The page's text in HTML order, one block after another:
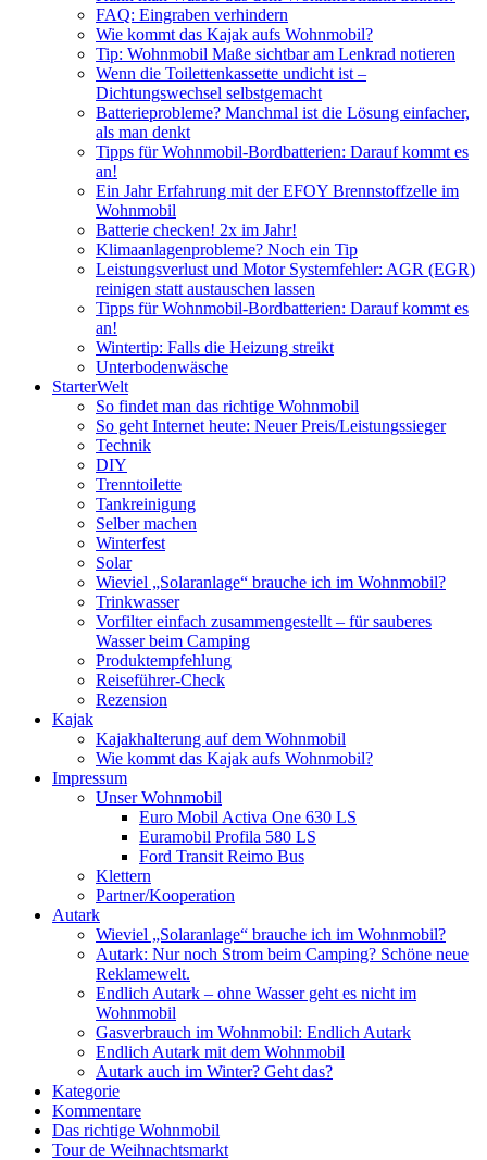
FAQ: Eingraben verhindern
Wie kommt das Kajak aufs Wohnmobil?
Tip: Wohnmobil Maße sichtbar am Lenkrad notieren
Wenn die Toilettenkassette undicht ist –
Dichtungswechsel selbstgemacht
Batterieprobleme? Manchmal ist die Lösung einfacher,
als man denkt
Tipps für Wohnmobil-Bordbatterien: Darauf kommt es
an!
Ein Jahr Erfahrung mit der EFOY Brennstoffzelle im
Wohnmobil
Batterie checken! 2x im Jahr!
Klimaanlagenprobleme? Noch ein Tip
Leistungsverlust und Motor Systemfehler: AGR (EGR)
reinigen statt austauschen lassen
Tipps für Wohnmobil-Bordbatterien: Darauf kommt es
an!
Wintertip: Falls die Heizung streikt
Unterbodenwäsche
StarterWelt
So findet man das richtige Wohnmobil
So geht Internet heute: Neuer Preis/Leistungssieger
Technik
DIY
Trenntoilette
Tankreinigung
Selber machen
Winterfest
Solar
Wieviel „Solaranlage“ brauche ich im Wohnmobil?
Trinkwasser
Vorfilter einfach zusammengestellt – für sauberes
Wasser beim Camping
Produktempfehlung
Reiseführer-Check
Rezension
Kajak
Kajakhalterung auf dem Wohnmobil
Wie kommt das Kajak aufs Wohnmobil?
Impressum
Unser Wohnmobil
Euro Mobil Activa One 630 LS
Euramobil Profila 580 LS
Ford Transit Reimo Bus
Klettern
Partner/Kooperation
Autark
Wieviel „Solaranlage“ brauche ich im Wohnmobil?
Autark: Nur noch Strom beim Camping? Schöne neue
Reklamewelt.
Endlich Autark – ohne Wasser geht es nicht im
Wohnmobil
Gasverbrauch im Wohnmobil: Endlich Autark
Endlich Autark mit dem Wohnmobil
Autark auch im Winter? Geht das?
Kategorie
Kommentare
Das richtige Wohnmobil
Tour de Weihnachtsmarkt